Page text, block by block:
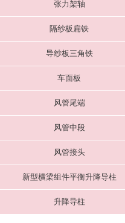
张力架轴
隔纱板扁铁
导纱板三角铁
车面板
风管尾端
风管中段
风管接头
新型横梁组件平衡升降导柱
升降导柱